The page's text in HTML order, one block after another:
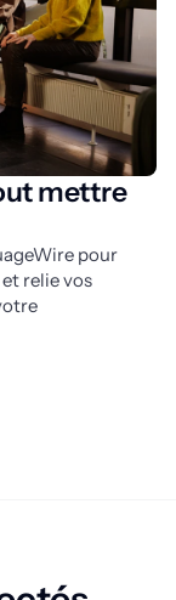
mettre
pour
relie vos